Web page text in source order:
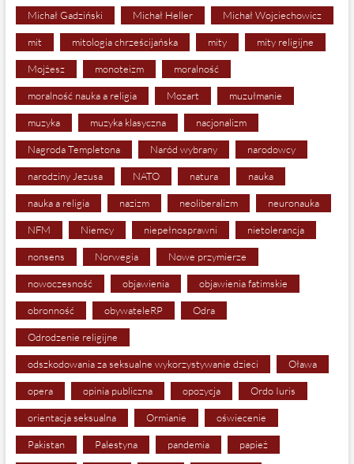
Michał Gadziński Michał Heller Michał Wojciechowicz
mit mitologia chrześcijańska mity mity religijne
Mojżesz monoteizm moralność
moralność nauka a religia Mozart muzułmanie
muzyka muzyka klasyczna nacjonalizm
Nagroda Templetona Naród wybrany narodowcy
narodziny Jezusa NATO natura nauka
nauka a religia nazizm neoliberalizm neuronauka
NFM Niemcy niepełnosprawni nietolerancja
nonsens Norwegia Nowe przymierze
nowoczesność objawienia objawienia fatimskie
obronność obywateleRP Odra
Odrodzenie religijne
odszkodowania za seksualne wykorzystywanie dzieci Oława
opera opinia publiczna opozycja Ordo Iuris
orientacja seksualna Ormianie oświecenie
Pakistan Palestyna pandemia papież